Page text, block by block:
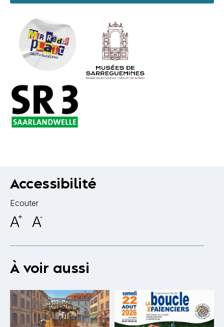
Accessibilité
Ecouter
A+ A-
À voir aussi